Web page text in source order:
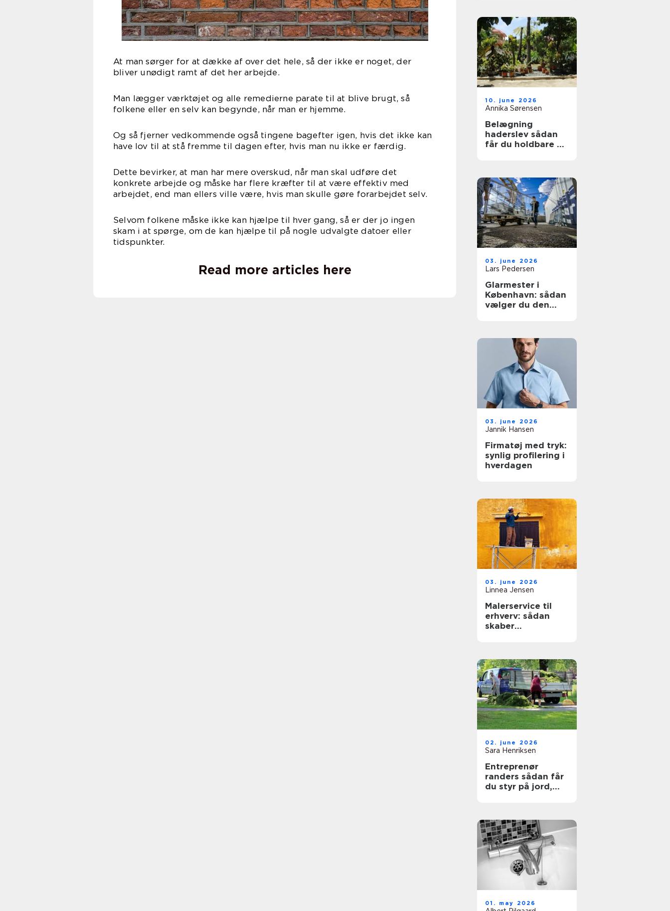
At man sørger for at dække af over det hele, så der ikke er noget, der
bliver unødigt ramt af det her arbejde.
Man lægger værktøjet og alle remedierne parate til at blive brugt, så
folkene eller en selv kan begynde, når man er hjemme.
Og så fjerner vedkommende også tingene bagefter igen, hvis det ikke kan
have lov til at stå fremme til dagen efter, hvis man nu ikke er færdig.
Dette bevirker, at man har mere overskud, når man skal udføre det
konkrete arbejde og måske har flere kræfter til at være effektiv med
arbejdet, end man ellers ville være, hvis man skulle gøre forarbejdet selv.
Selvom folkene måske ikke kan hjælpe til hver gang, så er der jo ingen
skam i at spørge, om de kan hjælpe til på nogle udvalgte datoer eller
tidspunkter.
Read more articles here
10. june 2026
Annika Sørensen
Belægning
haderslev sådan
får du holdbare og
03. june 2026
Lars Pedersen
Glarmester i
København: sådan
vælger du den
03. june 2026
Jannik Hansen
Firmatøj med tryk:
synlig profilering i
hverdagen
03. june 2026
Linnea Jensen
Malerservice til
erhverv: sådan
skaber
02. june 2026
Sara Henriksen
Entreprenør
randers sådan får
du styr på jord,
01. may 2026